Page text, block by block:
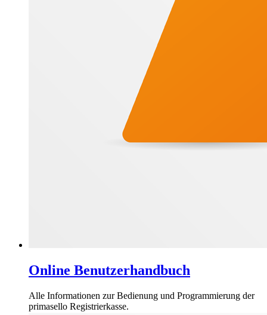
Online Benutzerhandbuch
Alle Informationen zur Bedienung und Programmierung der
primasello Registrierkasse.